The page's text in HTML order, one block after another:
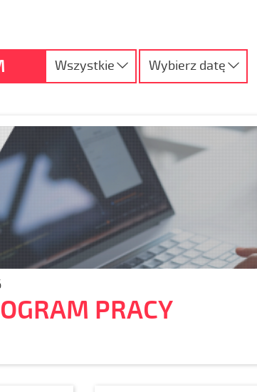
Wszystkie Wybierz datę
PRACY